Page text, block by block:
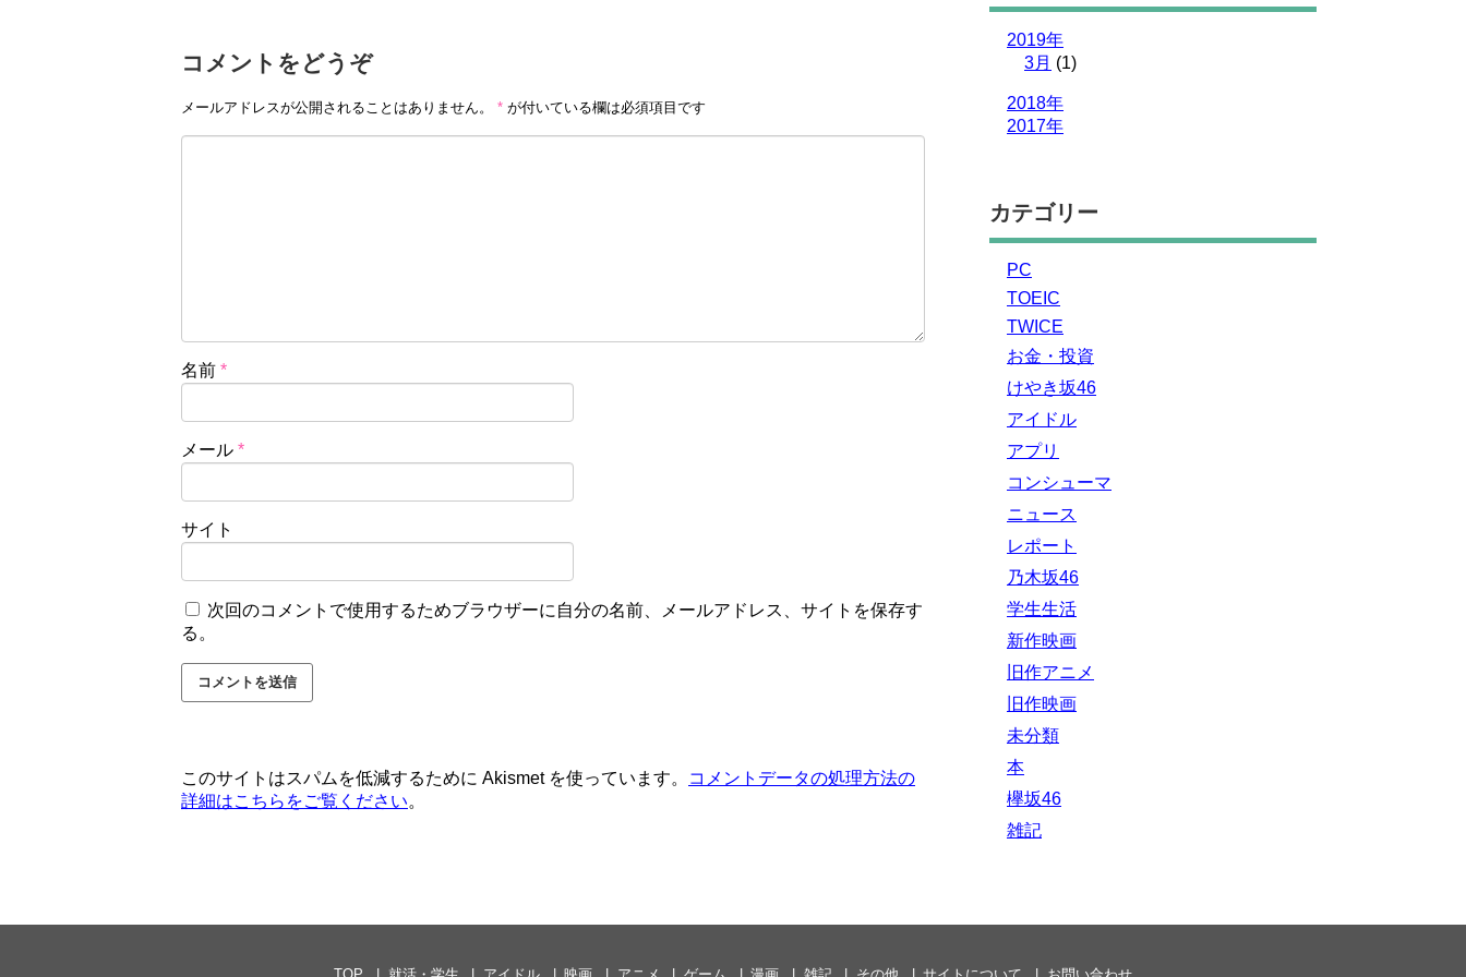
コメントをどうぞ
メールアドレスが公開されることはありません。 * が付いている欄は必須項目です
名前 *
メール *
サイト
次回のコメントで使用するためブラウザーに自分の名前、メールアドレス、サイトを保存す
る。
このサイトはスパムを低減するために Akismet を使っています。
コメントデータの処理方法の
詳細はこちらをご覧ください。
2019年
3月 (1)
2018年
2017年
カテゴリー
PC
TOEIC
TWICE
お金・投資
けやき坂46
アイドル
アプリ
コンシューマ
ニュース
レポート
乃木坂46
学生生活
新作映画
旧作アニメ
旧作映画
未分類
本
欅坂46
雑記